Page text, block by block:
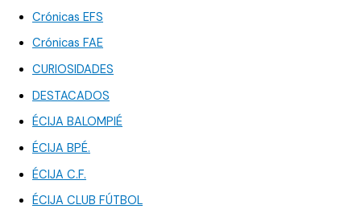
Crónicas EFS
Crónicas FAE
CURIOSIDADES
DESTACADOS
ÉCIJA BALOMPIÉ
ÉCIJA BPÉ.
ÉCIJA C.F.
ÉCIJA CLUB FÚTBOL